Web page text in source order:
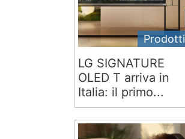
Prodotti
LG SIGNATURE
OLED T arriva in
Italia: il primo...